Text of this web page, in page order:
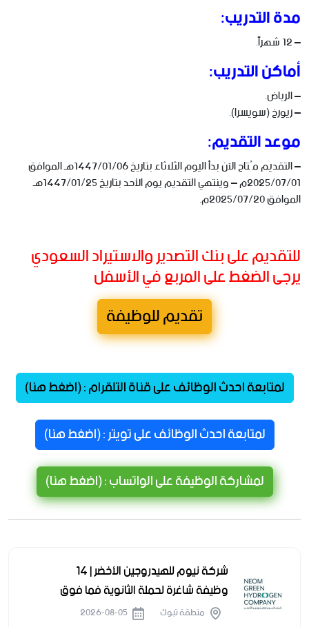
مدة التدريب:
– 12 شهراً.
أماكن التدريب:
– الرياض.
– زيورخ (سويسرا).
موعد التقديم:
– التقديم مُتاح الآن بدأ اليوم الثلاثاء بتاريخ 1447/01/06هـ الموافق
2025/07/01م – وينتهي التقديم يوم الأحد بتاريخ 1447/01/25هـ
الموافق 2025/07/20م.
للتقديم على بنك التصدير والاستيراد السعودي
يرجى الضغط على المربع في الأسفل
تقديم للوظيفة
لمتابعة احدث الوظائف على قناة التلقرام : (اضغط هنا)
لمتابعة احدث الوظائف على تويتر : (اضغط هنا)
لمشاركة الوظيفة على الواتساب : (اضغط هنا)
شركة نيوم للهيدروجين الأخضر | 14
وظيفة شاغرة لحملة الثانوية فما فوق
منطقة تبوك